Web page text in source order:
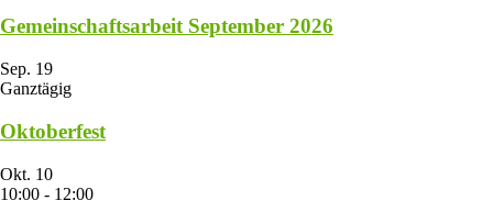
Gemeinschaftsarbeit September 2026
Sep. 19
Ganztägig
Oktoberfest
Okt. 10
10:00 - 12:00